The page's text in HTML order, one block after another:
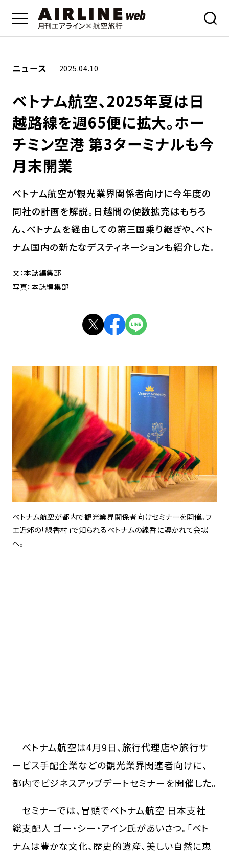
ニュース 2025.04.10
ベトナム航空、2025年夏は日
越路線を週65便に拡大。ホー
チミン空港 第3ターミナルも今
月末開業
ベトナム航空が観光業界関係者向けに今年度の
同社の計画を解説。日越間の便数拡充はもちろ
ん、ベトナムを経由しての第三国乗り継ぎや、ベト
ナム国内の新たなデスティネーションも紹介した。
文：本誌編集部
写真：本誌編集部
ベトナム航空が都内で観光業界関係者向けセミナーを開催。フ
エ近郊の「線香村」で知られるベトナムの線香に導かれて会場
へ。
ベトナム航空は4月9日、旅行代理店や旅行サ
ービス手配企業などの観光業界関連者向けに、
都内でビジネスアップデートセミナーを開催した。
セミナーでは、冒頭でベトナム航空 日本支社
総支配人 ゴー・シー・アイン氏があいさつ。「ベト
ナムは豊かな文化、歴史的遺産、美しい自然に恵